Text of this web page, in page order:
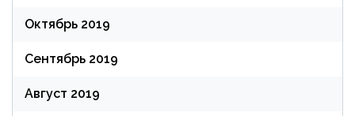
Октябрь 2019
Сентябрь 2019
Август 2019